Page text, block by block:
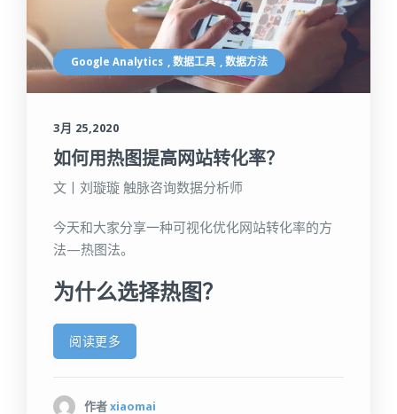
Google Analytics , 数据工具 , 数据方法
3月 25,2020
如何用热图提高网站转化率？
文丨刘璇璇 触脉咨询数据分析师
今天和大家分享一种可视化优化网站转化率的方
法—热图法。
为什么选择热图？
阅读更多
作者 xiaomai